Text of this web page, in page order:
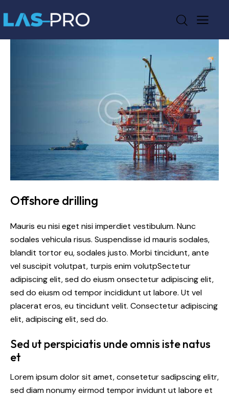
Offshore drilling
Mauris eu nisi eget nisi imperdiet vestibulum. Nunc
sodales vehicula risus. Suspendisse id mauris sodales,
blandit tortor eu, sodales justo. Morbi tincidunt, ante
vel suscipit volutpat, turpis enim volutpSectetur
adipiscing elit, sed do eiusm onsectetur adipiscing elit,
sed do eiusm od tempor incididunt ut labore. Ut vel
placerat eros, eu tincidunt velit. Consectetur adipiscing
elit, adipiscing elit, sed do.
Sed ut perspiciatis unde omnis iste natus
et
Lorem ipsum dolor sit amet, consetetur sadipscing elitr,
sed diam nonumy eirmod tempor invidunt ut labore et